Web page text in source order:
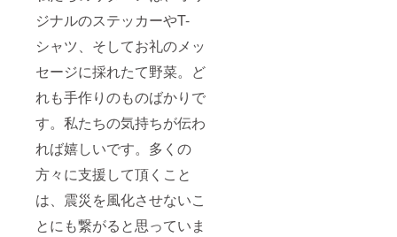
ジナルのステッカーやT-
シャツ、そしてお礼のメッ
セージに採れたて野菜。ど
れも手作りのものばかりで
す。私たちの気持ちが伝わ
れば嬉しいです。多くの
方々に支援して頂くこと
は、震災を風化させないこ
とにも繋がると思っていま